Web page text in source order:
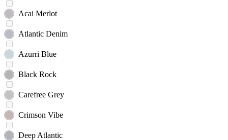
Acai Merlot
Atlantic Denim
Azurri Blue
Black Rock
Carefree Grey
Crimson Vibe
Deep Atlantic